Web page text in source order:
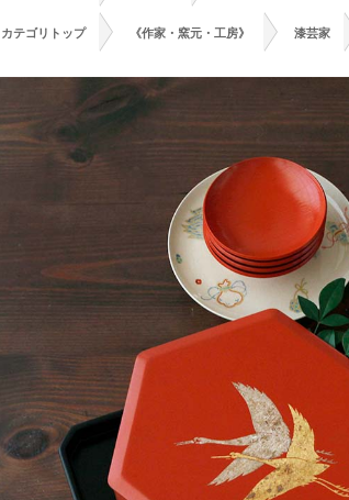
カテゴリトップ > 《作家・窯元・工房》 > 漆芸家